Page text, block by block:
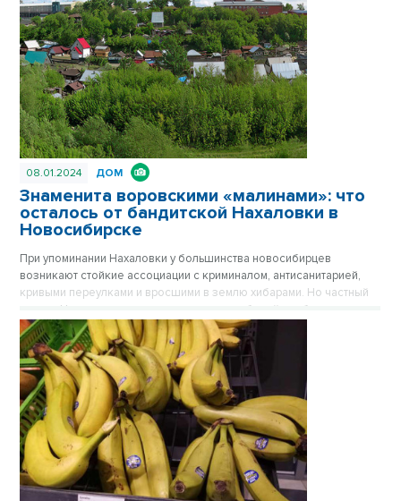
Сначала вокруг была картошка, которую сажали жители
окрестных деревень, затем возникли пятиэтажки, а после
зашумела пестрая барахолка на площади Маркса. Публикуется
повторно в цикле «Лучшие материалы VN.RU за 2023 год».
08.01.2024 ДОМ
Знаменита воровскими «малинами»: что
осталось от бандитской Нахаловки в
Новосибирске
При упоминании Нахаловки у большинства новосибирцев
возникают стойкие ассоциации с криминалом, антисанитарией,
кривыми переулками и вросшими в землю хибарами. Но частный
сектор Нахаловки, где сильны правила рабочей слободки, уже не
тот, что прежде. Дома здесь примерили одежду из сайдинга, есть
водопровод, проводится газ. Здесь даже родился самый
легендарный герой Новосибирска, но инвесторы все еще
обходят стороной близкую к Оби территорию. Публикуется
повторно в цикле «Лучшие материалы VN.RU за 2023 год».